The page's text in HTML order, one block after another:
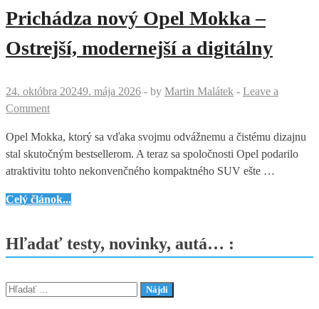
Prichádza nový Opel Mokka –
Ostrejší, modernejší a digitálny
24. októbra 20249. mája 2026 - by Martin Malátek - Leave a
Comment
Opel Mokka, ktorý sa vďaka svojmu odvážnemu a čistému dizajnu
stal skutočným bestsellerom. A teraz sa spoločnosti Opel podarilo
atraktivitu tohto nekonvenčného kompaktného SUV ešte …
Prichádza
Mokka
Ostrejší,
modernejší
Celý článok...
Hľadať testy, novinky, autá… :
Hľadať: